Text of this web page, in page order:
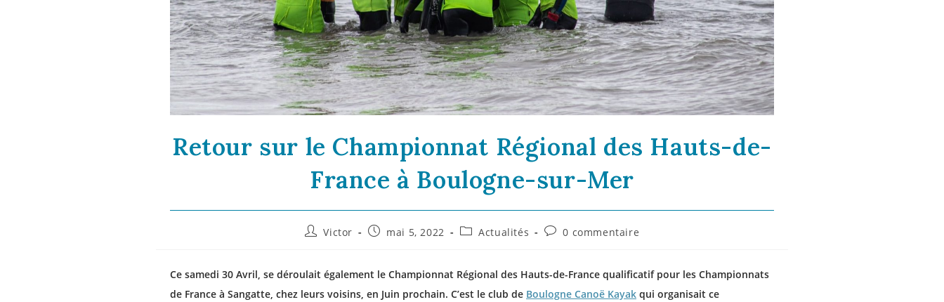
Retour sur le Championnat Régional des Hauts-de-
France à Boulogne-sur-Mer
Victor mai 5, 2022 Actualités 0 commentaire
Ce samedi 30 Avril, se déroulait également le Championnat Régional des Hauts-de-France qualificatif pour les Championnats
de France à Sangatte, chez leurs voisins, en Juin prochain. C’est le club de Boulogne Canoë Kayak qui organisait ce